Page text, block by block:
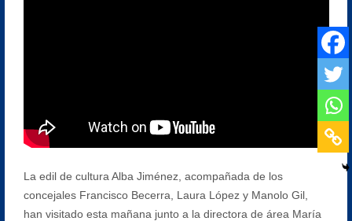
La edil de cultura Alba Jiménez, acompañada de los
concejales Francisco Becerra, Laura López y Manolo Gil,
han visitado esta mañana junto a la directora de área María